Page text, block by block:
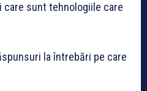
sunt tehnologiile care
la întrebări pe care